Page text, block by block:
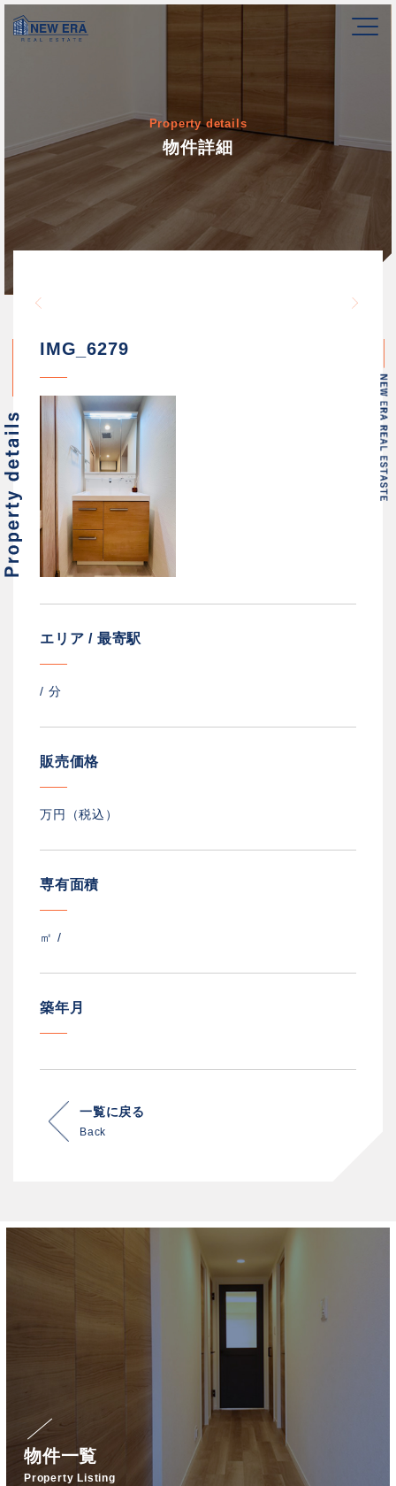
Property details
物件詳細
/home/newerakk/
IMG_6279
エリア / 最寄駅
/ 分
販売価格
万円（税込）
専有面積
㎡ /
築年月
一覧に戻る
Back
物件一覧
Property Listing